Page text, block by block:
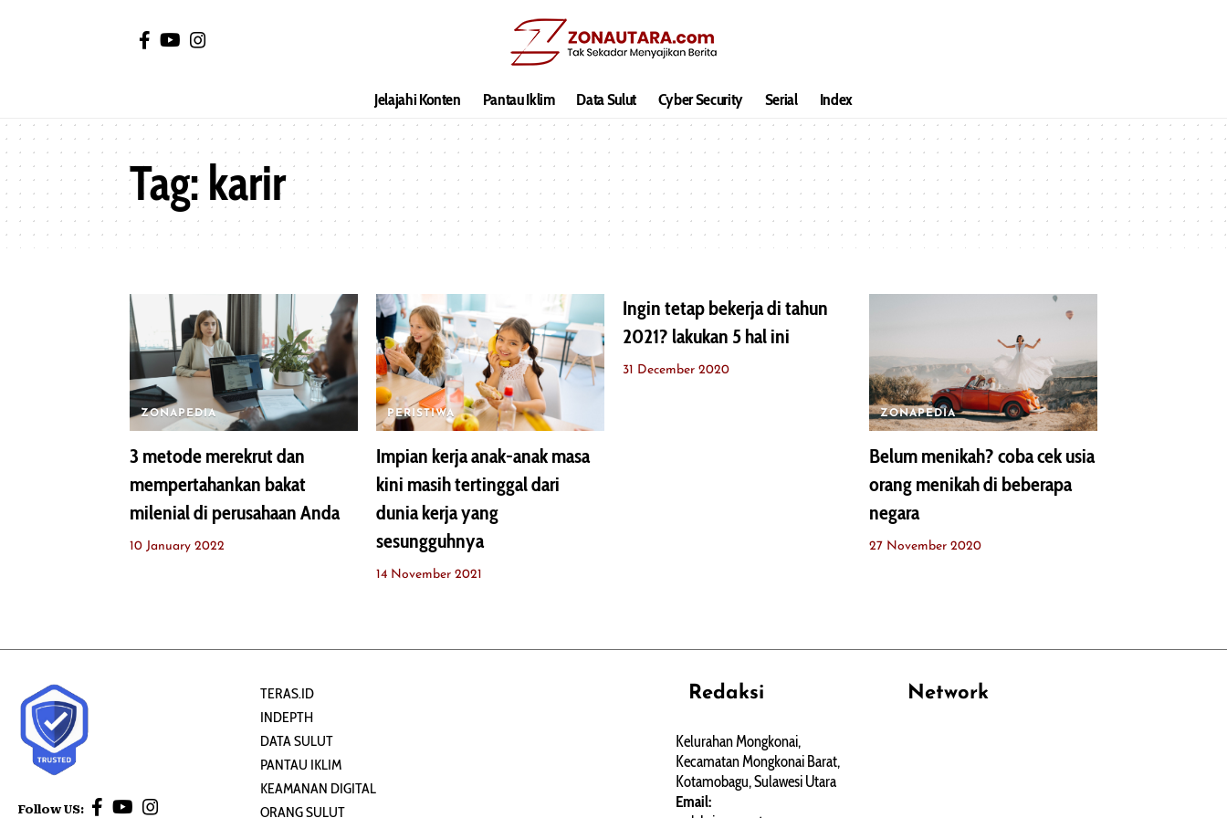
Jelajahi Konten Pantau Iklim Data Sulut Cyber Security Serial Index
Tag:karir
ZONAPEDIA
3 metode merekrut dan
mempertahankan bakat
milenial di perusahaan Anda
10 January 2022
PERISTIWA
Impian kerja anak-anak masa
kini masih tertinggal dari
dunia kerja yang
sesungguhnya
14 November 2021
Ingin tetap bekerja di tahun
2021? lakukan 5 hal ini
31 December 2020
ZONAPEDIA
Belum menikah? coba cek usia
orang menikah di beberapa
negara
27 November 2020
Follow US:
TERAS.ID
INDEPTH
DATA SULUT
PANTAU IKLIM
KEAMANAN DIGITAL
ORANG SULUT
Redaksi
Kelurahan Mongkonai,
Kecamatan Mongkonai Barat,
Kotamobagu, Sulawesi Utara
Email:
Network